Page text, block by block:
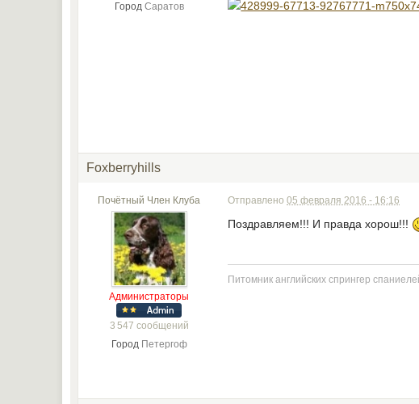
Город Саратов
Foxberryhills
Почётный Член Клуба
Администраторы
3 547 сообщений
Город Петергоф
Отправлено05 февраля 2016 - 16:16
Поздравляем!!! И правда хорош!!!
Питомник английских спрингер